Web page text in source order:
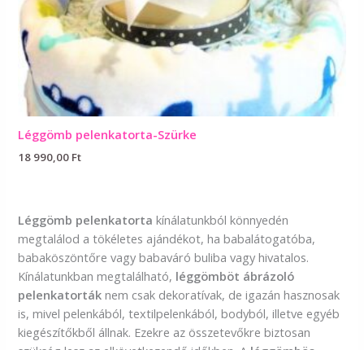
Léggömb pelenkatorta-Szürke
18 990,00 Ft
Léggömb pelenkatorta kínálatunkból könnyedén
megtalálod a tökéletes ajándékot, ha babalátogatóba,
babaköszöntőre vagy babaváró buliba vagy hivatalos.
Kínálatunkban megtalálható, léggömböt ábrázoló
pelenkatorták nem csak dekoratívak, de igazán hasznosak
is, mivel pelenkából, textilpelenkából, bodyból, illetve egyéb
kiegészítőkből állnak. Ezekre az összetevőkre biztosan